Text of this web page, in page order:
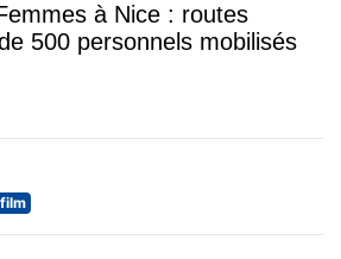
à Nice : routes
500 personnels mobilisés
film